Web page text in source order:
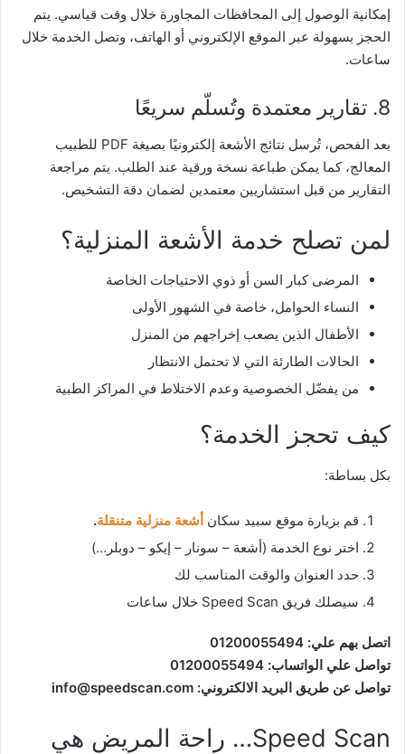
إمكانية الوصول إلى المحافظات المجاورة خلال وقت قياسي. يتم
الحجز بسهولة عبر الموقع الإلكتروني أو الهاتف، وتصل الخدمة خلال
ساعات.
8. تقارير معتمدة وتُسلّم سريعًا
بعد الفحص، تُرسل نتائج الأشعة إلكترونيًا بصيغة PDF للطبيب
المعالج، كما يمكن طباعة نسخة ورقية عند الطلب. يتم مراجعة
التقارير من قبل استشاريين معتمدين لضمان دقة التشخيص.
لمن تصلح خدمة الأشعة المنزلية؟
المرضى كبار السن أو ذوي الاحتياجات الخاصة
النساء الحوامل، خاصة في الشهور الأولى
الأطفال الذين يصعب إخراجهم من المنزل
الحالات الطارئة التي لا تحتمل الانتظار
من يفضّل الخصوصية وعدم الاختلاط في المراكز الطبية
كيف تحجز الخدمة؟
بكل بساطة:
قم بزيارة موقع سبيد سكان أشعة منزلية متنقلة.
اختر نوع الخدمة (أشعة – سونار – إيكو – دوبلر…)
حدد العنوان والوقت المناسب لك
سيصلك فريق Speed Scan خلال ساعات
اتصل بهم علي: 01200055494
تواصل علي الواتساب: 01200055494
تواصل عن طريق البريد الالكتروني: info@speedscan.com
Speed Scan… راحة المريض هي